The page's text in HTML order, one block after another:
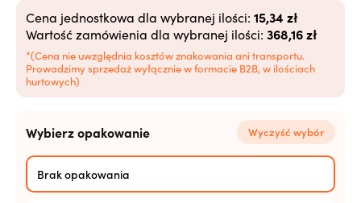
Od 2520+ szt. 12,60zł
Cena jednostkowa dla wybranej ilości: 15,34 zł
Wartość zamówienia dla wybranej ilości: 368,16 zł
*(Cena nie uwzględnia kosztów znakowania ani transportu.
Prowadzimy sprzedaż wyłącznie w formacie B2B, w ilościach
hurtowych)
Wybierz opakowanie Wyczyść wybór
Brak opakowania